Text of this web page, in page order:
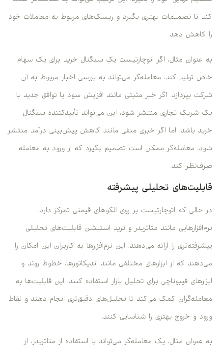
کند تا تصمیمات بهتری بگیرد و ریسک‌های مربوط به معاملات خود
را کاهش دهد.
به عنوان مثال، اگر اتوچارتیست یک سیگنال خرید برای یک سهام
خاص تولید کند، معامله‌گر می‌تواند به بررسی اخبار مربوط به آن
شرکت بپردازد. اگر خبر مثبتی مانند افزایش سود یا توافق جدید با
یک شریک تجاری منتشر شود، این می‌تواند تأییدکننده سیگنال
خرید باشد. اما اگر خبری منفی مانند کاهش پیش‌بینی درآمد منتشر
شود، معامله‌گر ممکن است تصمیم بگیرد که از ورود به معامله
صرف‌نظر کند.
قابلیت‌های تحلیلی پیشرفته
در حالی که اتوچارتیست بر روی الگوهای قیمتی تمرکز دارد،
نرم‌افزارهایی مانند متاتریدر و ترید استیشن قابلیت‌های تحلیلی
پیشرفته‌تری را ارائه می‌دهند. این نرم‌افزارها به کاربران این امکان را
می‌دهند که از ابزارهای مختلفی مانند اندیکاتورها، خطوط روند و
ابزارهای فیبوناچی برای تحلیل بازار استفاده کنند. این قابلیت‌ها به
معامله‌گران کمک می‌کند تا تحلیل‌های دقیق‌تری انجام دهند و نقاط
ورود و خروج بهتری را شناسایی کنند.
به عنوان مثال، یک معامله‌گر می‌تواند با استفاده از متاتریدر، از